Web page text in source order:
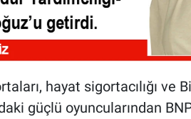
hayat sigortacılığı ve
güçlü oyuncularından